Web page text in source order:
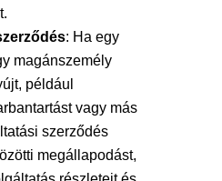
: Ha egy
magánszemély
például
vagy más
szerződés
megállapodást,